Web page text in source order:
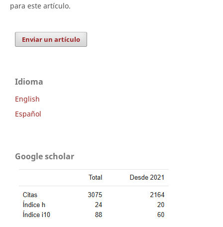
para este artículo.
Enviar un artículo
Idioma
English
Español
Google scholar